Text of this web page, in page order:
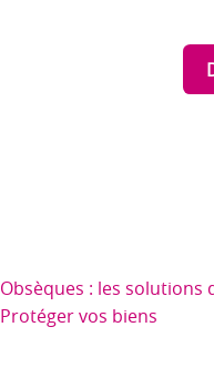
Obsèques : les
Protéger vos biens